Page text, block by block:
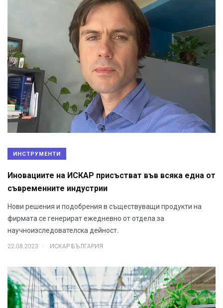
ИНСТРУМЕНТИ
Иновациите на ИСКАР присъстват във всяка една от
съвременните индустрии
Нови решения и подобрения в съществуващи продукти на
фирмата се генерират ежедневно от отдела за
научноизследователска дейност.
22.08.2023 . ИСКАР БЪЛГАРИЯ